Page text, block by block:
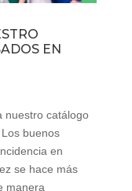
EN
nuestro catálogo
buenos
en
se hace más
manera